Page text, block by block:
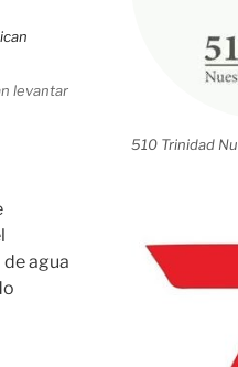
levantar
agua
510 Trinidad